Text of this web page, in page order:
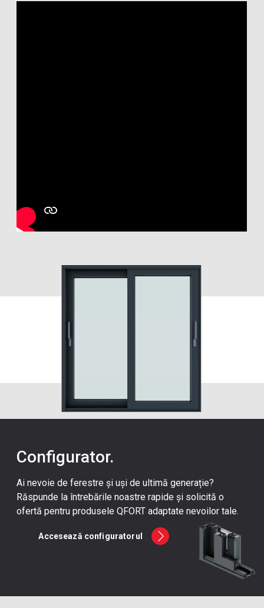
Configurator.
Ai nevoie de ferestre și uși de ultimă generație?
Răspunde la întrebările noastre rapide și solicită o
ofertă pentru produsele QFORT adaptate nevoilor tale.
Accesează configuratorul